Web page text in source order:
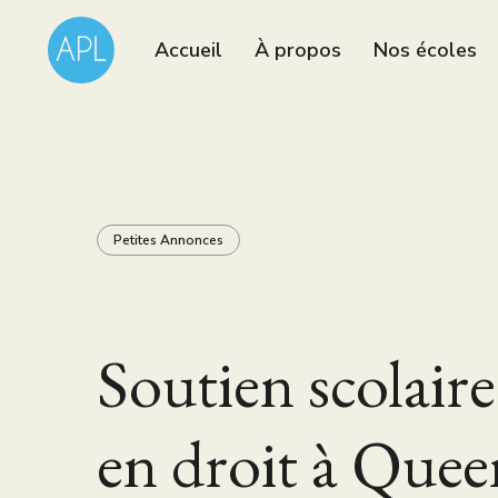
Accueil À propos Nos écoles
Petites Annonces
Soutien
en droit à